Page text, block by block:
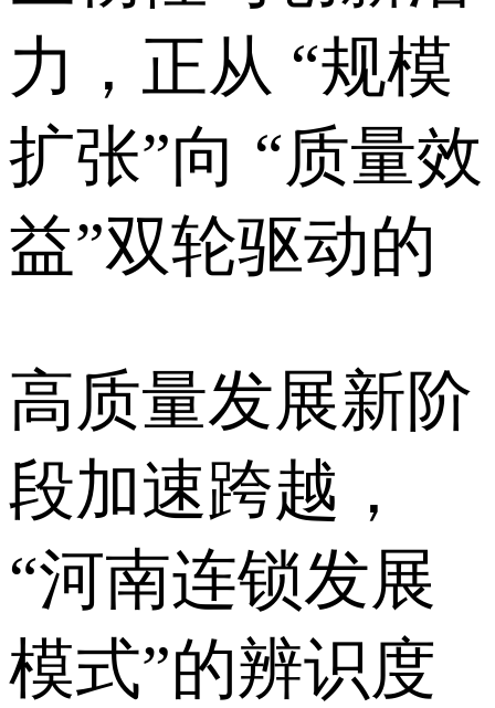
力，正从 “规模
扩张”向 “质量效
益”双轮驱动的
高质量发展新阶
段加速跨越，
“河南连锁发展
模式”的辨识度